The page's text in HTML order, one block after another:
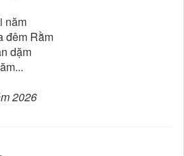
năm
đêm Rằm
dặm
2026